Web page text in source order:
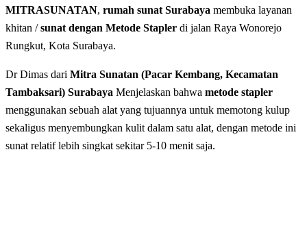
MITRASUNATAN, rumah sunat Surabaya membuka layanan
khitan /sunat dengan Metode Stapler di jalan Raya Wonorejo
Rungkut, Kota Surabaya.
Dr Dimas dari Mitra Sunatan (Pacar Kembang, Kecamatan
Tambaksari) Surabaya Menjelaskan bahwa metode stapler
menggunakan sebuah alat yang tujuannya untuk memotong kulup
sekaligus menyembungkan kulit dalam satu alat, dengan metode ini
sunat relatif lebih singkat sekitar 5-10 menit saja.